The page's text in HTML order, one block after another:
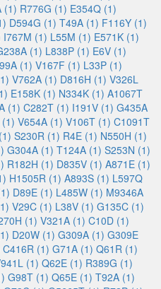
(1) R776G (1) E354Q (1)
D594G (1) T49A (1) F116Y (1)
I767M (1) L55M (1) E571K (1)
(1) L838P (1) E6V (1)
(1) V167F (1) L33P (1)
V762A (1) D816H (1) V326L
E158K (1) N334K (1) A1067T
(1) C282T (1) I191V (1) G435A
V654A (1) V106T (1) C1091T
S230R (1) R4E (1) N550H (1)
G304A (1) T124A (1) S253N (1)
R182H (1) D835V (1) A871E (1)
H1505R (1) A893S (1) L597Q
D89E (1) L485W (1) M9346A
V29C (1) L38V (1) G135C (1)
(1) V321A (1) C10D (1)
D20W (1) G309A (1) G309E
C416R (1) G71A (1) Q61R (1)
(1) Q62E (1) R389G (1)
G98T (1) Q65E (1) T92A (1)